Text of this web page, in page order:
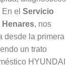
el Servicio
Henares, nos
desde la primera
un trato
HYUNDAI